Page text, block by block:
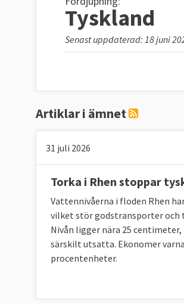
Tyskland
Senast uppdaterad: 18 juni
Artiklar i ämnet
31 juli 2026
Torka i Rhen stoppar
Vattennivåerna i floden Rhen
vilket stör godstransporter och
Nivån ligger nära 25
särskilt utsatta. Ekonomer
procentenheter.